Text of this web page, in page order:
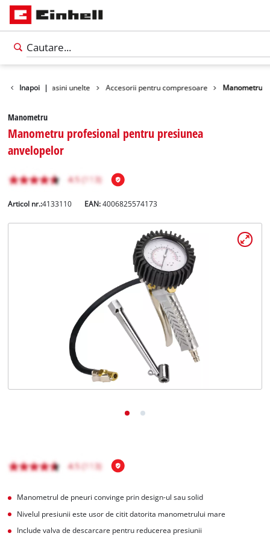
Inapoi |
pentru masini unelte Accesorii pentru compresoare Manometru
Manometru
Manometru profesional pentru presiunea
anvelopelor
Articol nr.:4133110 EAN:4006825574173
Manometrul de pneuri convinge prin design-ul sau solid
Nivelul presiunii este usor de citit datorita manometrului mare
Include valva de descarcare pentru reducerea presiunii